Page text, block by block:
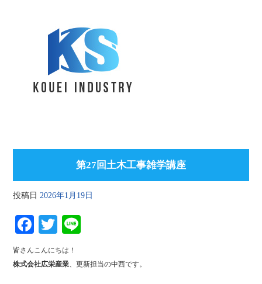
第27回土木工事雑学講座
投稿日 2026年1月19日
Fa
ce
bo
T
wi
tte
皆さんこんにちは！
株式会社広栄産業 、更新担当の中西です。